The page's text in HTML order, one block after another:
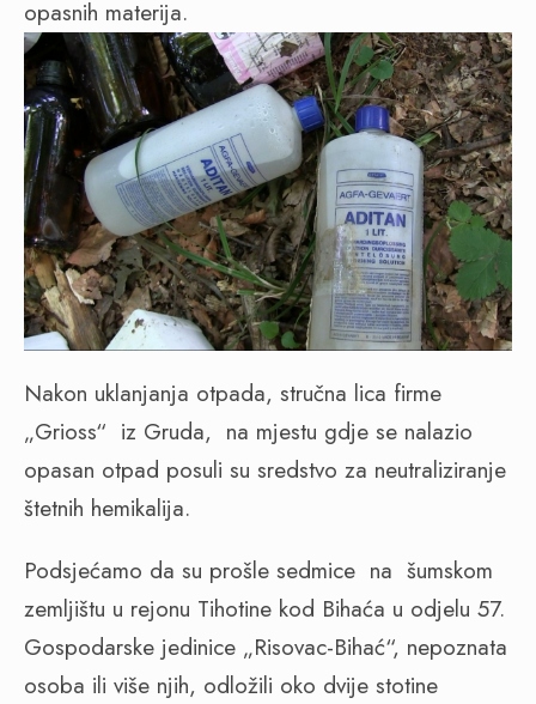
opasnih materija.
Nakon uklanjanja otpada, stručna lica firme
„Grioss“ iz Gruda, na mjestu gdje se nalazio
opasan otpad posuli su sredstvo za neutraliziranje
štetnih hemikalija.
Podsjećamo da su prošle sedmice na šumskom
zemljištu u rejonu Tihotine kod Bihaća u odjelu 57.
Gospodarske jedinice „Risovac-Bihać“, nepoznata
osoba ili više njih, odložili oko dvije stotine